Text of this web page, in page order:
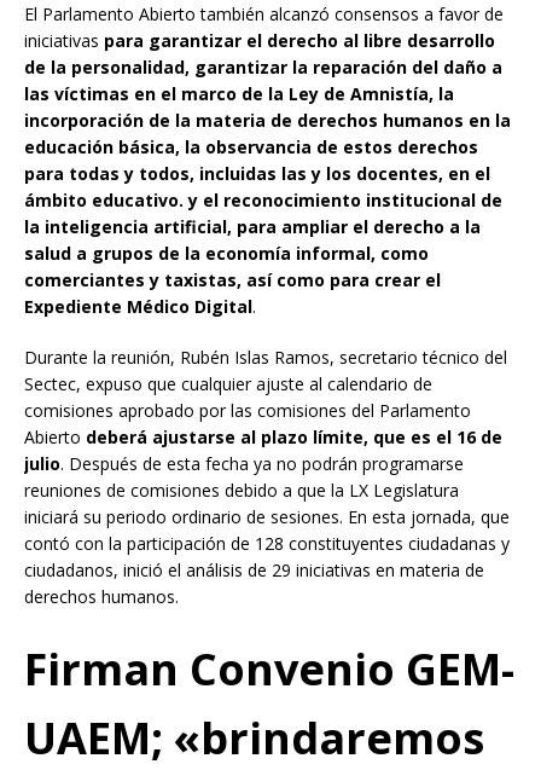
El Parlamento Abierto también alcanzó consensos a favor de
iniciativas para garantizar el derecho al libre desarrollo
de la personalidad, garantizar la reparación del daño a
las víctimas en el marco de la Ley de Amnistía, la
incorporación de la materia de derechos humanos en la
educación básica, la observancia de estos derechos
para todas y todos, incluidas las y los docentes, en el
ámbito educativo. y el reconocimiento institucional de
la inteligencia artificial, para ampliar el derecho a la
salud a grupos de la economía informal, como
comerciantes y taxistas, así como para crear el
Expediente Médico Digital.
Durante la reunión, Rubén Islas Ramos, secretario técnico del
Sectec, expuso que cualquier ajuste al calendario de
comisiones aprobado por las comisiones del Parlamento
Abierto deberá ajustarse al plazo límite, que es el 16 de
julio. Después de esta fecha ya no podrán programarse
reuniones de comisiones debido a que la LX Legislatura
iniciará su periodo ordinario de sesiones. En esta jornada, que
contó con la participación de 128 constituyentes ciudadanas y
ciudadanos, inició el análisis de 29 iniciativas en materia de
derechos humanos.
Firman Convenio GEM-
UAEM; «brindaremos